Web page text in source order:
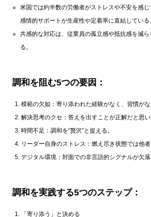
米国では約半数の労働者がストレスや不安を感
感情的サポートが生産性や定着率に直結している
共感的な対応は、従業員の孤立感や抵抗感を減
る。
調和を阻む5つの要因：
模範の欠如：寄り添われた経験がなく、習慣がな
解決思考のクセ：答えを出すことが正解だと思い
時間不足：調和を“贅沢”と捉える。
リーダー自身のストレス：燃え尽き状態では他者
デジタル環境：対面での非言語的シグナルが欠落
調和を実践する5つのステップ：
「寄り添う」と決める